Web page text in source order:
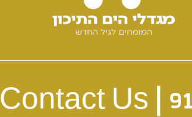
Contact Us |